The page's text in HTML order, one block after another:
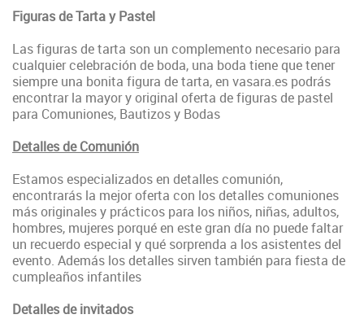
Figuras de Tarta y Pastel
Las figuras de tarta son un complemento necesario para
cualquier celebración de boda, una boda tiene que tener
siempre una bonita figura de tarta, en vasara.es podrás
encontrar la mayor y original oferta de figuras de pastel
para Comuniones, Bautizos y Bodas
Detalles de Comunión
Estamos especializados en detalles comunión,
encontrarás la mejor oferta con los detalles comuniones
más originales y prácticos para los niños, niñas, adultos,
hombres, mujeres porqué en este gran día no puede faltar
un recuerdo especial y qué sorprenda a los asistentes del
evento. Además los detalles sirven también para fiesta de
cumpleaños infantiles
Detalles de invitados